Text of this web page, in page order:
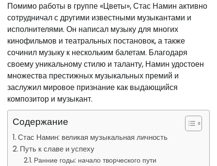
Помимо работы в группе «Цветы», Стас Намин активно
сотрудничал с другими известными музыкантами и
исполнителями. Он написал музыку для многих
кинофильмов и театральных постановок, а также
сочинил музыку к нескольким балетам. Благодаря
своему уникальному стилю и таланту, Намин удостоен
множества престижных музыкальных премий и
заслужил мировое признание как выдающийся
композитор и музыкант.
Содержание
Стас Намин: великая музыкальная личность
Путь к славе и успеху
Ранние годы: начало творческого пути